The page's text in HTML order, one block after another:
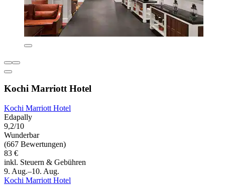
Kochi Marriott Hotel
Kochi Marriott Hotel
Edapally
9,2/10
Wunderbar
(667 Bewertungen)
83 €
inkl. Steuern & Gebühren
9. Aug.–10. Aug.
Kochi Marriott Hotel